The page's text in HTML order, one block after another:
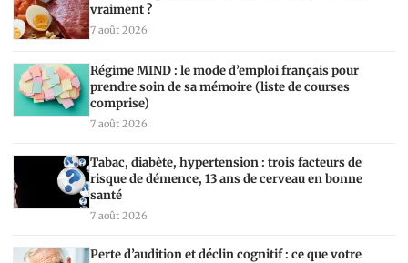
vraiment ?
7 août 2026
Régime MIND : le mode d’emploi français pour
prendre soin de sa mémoire (liste de courses
comprise)
7 août 2026
Tabac, diabète, hypertension : trois facteurs de
risque de démence, 13 ans de cerveau en bonne
santé
7 août 2026
Perte d’audition et déclin cognitif : ce que votre